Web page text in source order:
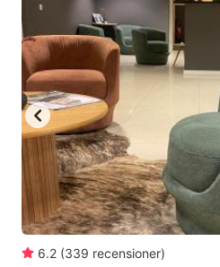
6.2 (339 recensioner)